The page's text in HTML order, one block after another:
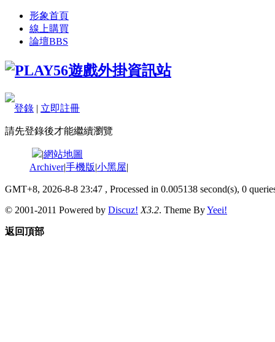
形象首頁
線上購買
論壇BBS
登錄 | 立即註冊
請先登錄後才能繼續瀏覽
|網站地圖
Archiver|手機版|小黑屋|
GMT+8, 2026-8-8 23:47 , Processed in 0.005138 second(s), 0
© 2001-2011 Powered by Discuz! X3.2. Theme ByYeei!
返回頂部